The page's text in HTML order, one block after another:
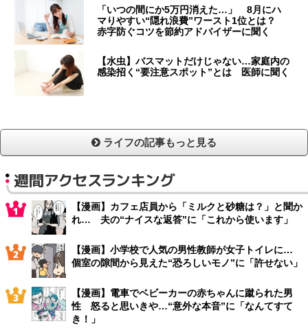
「いつの間にか5万円消えた…」 8月にハ
マりやすい“隠れ浪費”ワースト1位とは？
赤字防ぐコツを節約アドバイザーに聞く
【水虫】バスマットだけじゃない…家庭内の
感染招く“要注意スポット”とは 医師に聞く
ライフの記事もっと見る
週間アクセスランキング
【漫画】カフェ店員から「ミルクと砂糖は？」と聞か
れ… 夫の“ナイスな返答”に「これから使います」
【漫画】小学校で人気の男性教師が女子トイレに…
個室の隙間から見えた“恐ろしいモノ”に「許せない」
【漫画】電車でベビーカーの赤ちゃんに蹴られた男
性 怒ると思いきや…“意外な本音”に「なんてすて
き！」